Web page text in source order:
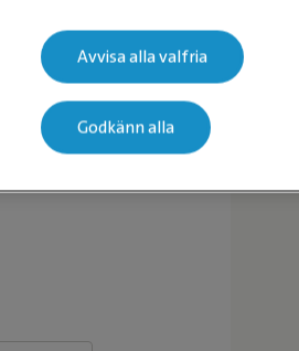
Avvisa alla valfria
Godkänn alla